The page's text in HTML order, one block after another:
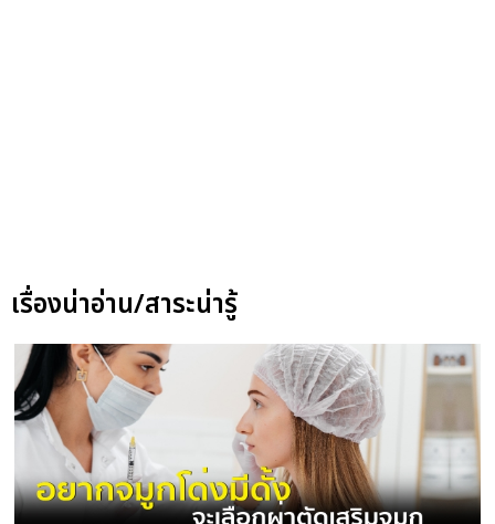
เรื่องน่าอ่าน/สาระน่ารู้